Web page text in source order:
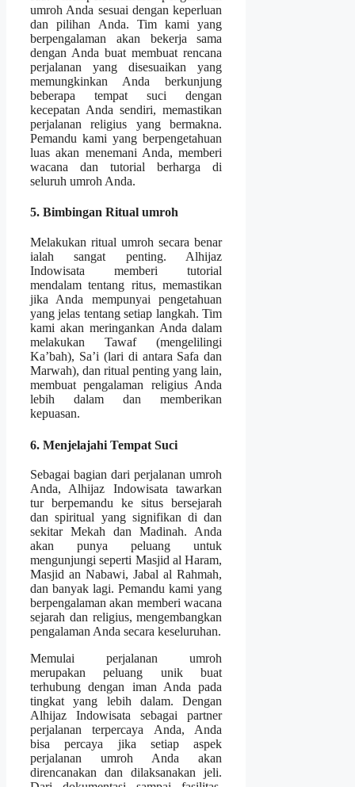
umroh Anda sesuai dengan keperluan
dan pilihan Anda. Tim kami yang
berpengalaman akan bekerja sama
dengan Anda buat membuat rencana
perjalanan yang disesuaikan yang
memungkinkan Anda berkunjung
beberapa tempat suci dengan
kecepatan Anda sendiri, memastikan
perjalanan religius yang bermakna.
Pemandu kami yang berpengetahuan
luas akan menemani Anda, memberi
wacana dan tutorial berharga di
seluruh umroh Anda.
5. Bimbingan Ritual umroh
Melakukan ritual umroh secara benar
ialah sangat penting. Alhijaz
Indowisata memberi tutorial
mendalam tentang ritus, memastikan
jika Anda mempunyai pengetahuan
yang jelas tentang setiap langkah. Tim
kami akan meringankan Anda dalam
melakukan Tawaf (mengelilingi
Ka’bah), Sa’i (lari di antara Safa dan
Marwah), dan ritual penting yang lain,
membuat pengalaman religius Anda
lebih dalam dan memberikan
kepuasan.
6. Menjelajahi Tempat Suci
Sebagai bagian dari perjalanan umroh
Anda, Alhijaz Indowisata tawarkan
tur berpemandu ke situs bersejarah
dan spiritual yang signifikan di dan
sekitar Mekah dan Madinah. Anda
akan punya peluang untuk
mengunjungi seperti Masjid al Haram,
Masjid an Nabawi, Jabal al Rahmah,
dan banyak lagi. Pemandu kami yang
berpengalaman akan memberi wacana
sejarah dan religius, mengembangkan
pengalaman Anda secara keseluruhan.
Memulai perjalanan umroh
merupakan peluang unik buat
terhubung dengan iman Anda pada
tingkat yang lebih dalam. Dengan
Alhijaz Indowisata sebagai partner
perjalanan terpercaya Anda, Anda
bisa percaya jika setiap aspek
perjalanan umroh Anda akan
direncanakan dan dilaksanakan jeli.